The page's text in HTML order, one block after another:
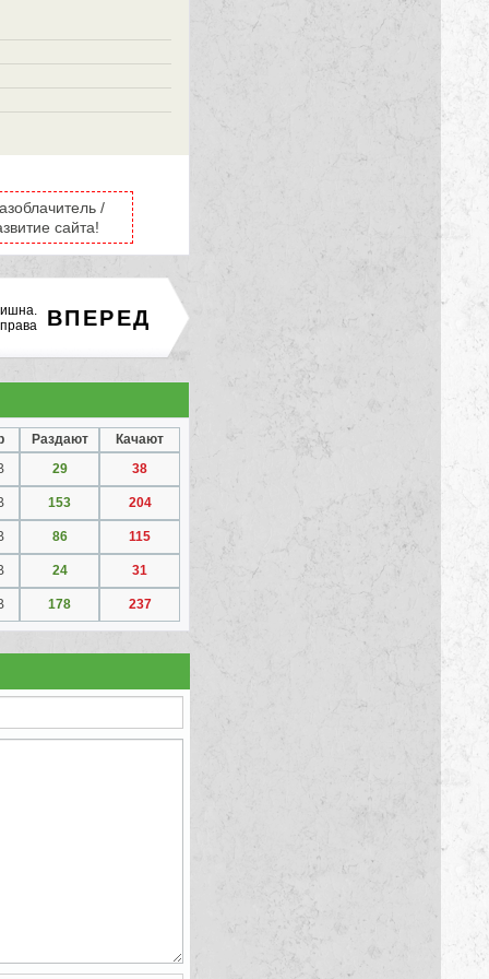
/
сайта!
ВПЕРЕД
Раздают
Качают
29 38
153 204
86 115
24 31
178 237